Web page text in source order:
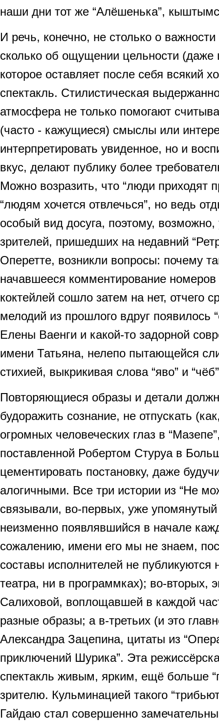
наши дни тот же “Алёшенька”,
И речь, конечно, не столько о важности
сколько об ощущении цельности (даже
которое оставляет после себя всякий
спектакль. Стилистическая
атмосфера не только помогают
(часто - кажущиеся) смыслы или
интерпретировать увиденное, но и
вкус, делают публику более
Можно возразить, что “люди приходят
“людям хочется отвлечься”, но ведь
особый вид досуга, поэтому, возможно,
зрителей, пришедших на недавний
Оперетте, возникли вопросы: почему
начавшееся комментирование номеров
коктейлей сошло затем на нет, отчего
мелодий из прошлого вдруг появилось
Елены Ваенги и какой-то задорной
имени Татьяна, нелепо пытающейся
стихией, выкрикивая слова “яво” и
Повторяющиеся образы и детали
будоражить сознание, не отпускать
огромных человеческих глаз в
поставленной Робертом Стуруа в
цементировать постановку, даже
алогичными. Все три истории из “Не
связывали, во-первых, уже
неизменно появлявшийся в начале
сожалению, имени его мы не знаем,
составы исполнителей не публикуются
театра, ни в программках); во-вторых,
Салиховой, воплощавшей в каждой
разные образы; а в-третьих (и это
Александра Зацепина, цитаты из
приключений Шурика”. Эта
спектакль живым, ярким, ещё больше
зрителю. Кульминацией такого
Гайдаю стал совершенно